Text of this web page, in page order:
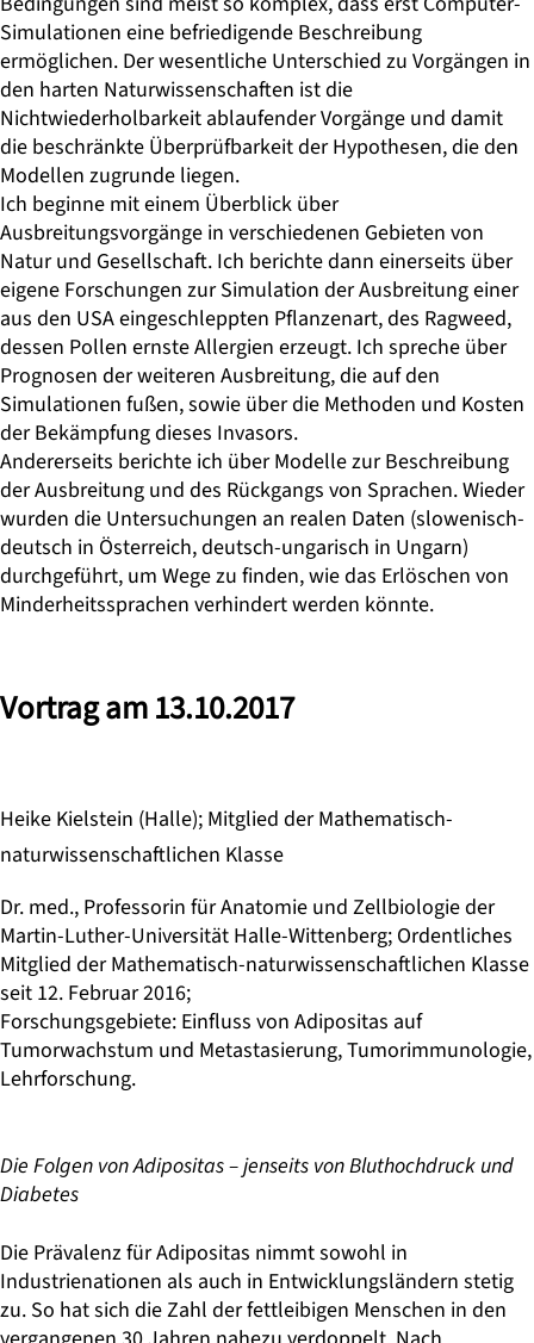
Simulationen eine befriedigende Beschreibung
ermöglichen. Der wesentliche Unterschied zu Vorgängen in
den harten Naturwissenschaften ist die
Nichtwiederholbarkeit ablaufender Vorgänge und damit
die beschränkte Überprüfbarkeit der Hypothesen, die den
Modellen zugrunde liegen.
Ich beginne mit einem Überblick über
Ausbreitungsvorgänge in verschiedenen Gebieten von
Natur und Gesellschaft. Ich berichte dann einerseits über
eigene Forschungen zur Simulation der Ausbreitung einer
aus den USA eingeschleppten Pflanzenart, des Ragweed,
dessen Pollen ernste Allergien erzeugt. Ich spreche über
Prognosen der weiteren Ausbreitung, die auf den
Simulationen fußen, sowie über die Methoden und Kosten
der Bekämpfung dieses Invasors.
Andererseits berichte ich über Modelle zur Beschreibung
der Ausbreitung und des Rückgangs von Sprachen. Wieder
wurden die Untersuchungen an realen Daten (slowenisch-
deutsch in Österreich, deutsch-ungarisch in Ungarn)
durchgeführt, um Wege zu finden, wie das Erlöschen von
Minderheitssprachen verhindert werden könnte.
Vortrag am 13.10.2017
Heike Kielstein (Halle); Mitglied der Mathematisch-
naturwissenschaftlichen Klasse
Dr. med., Professorin für Anatomie und Zellbiologie der
Martin-Luther-Universität Halle-Wittenberg; Ordentliches
Mitglied der Mathematisch-naturwissenschaftlichen Klasse
seit 12. Februar 2016;
Forschungsgebiete: Einfluss von Adipositas auf
Tumorwachstum und Metastasierung, Tumorimmunologie,
Lehrforschung.
Die Folgen von Adipositas – jenseits von Bluthochdruck und
Diabetes
Die Prävalenz für Adipositas nimmt sowohl in
Industrienationen als auch in Entwicklungsländern stetig
zu. So hat sich die Zahl der fettleibigen Menschen in den